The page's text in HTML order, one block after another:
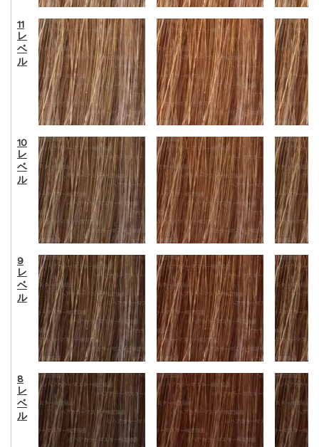
11
レ
ベ
ル
10
レ
ベ
ル
9
レ
ベ
ル
8
レ
ベ
ル